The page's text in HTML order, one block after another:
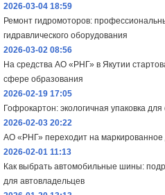
2026-03-04 18:59
Ремонт гидромоторов:
гидравлического оборудования
2026-03-02 08:56
На средства АО «РНГ» в Якутии
сфере образования
2026-02-19 17:05
Гофрокартон: экологичная упаковка
2026-02-03 20:22
АО «РНГ» переходит на маркированное
2026-02-01 11:13
Как выбрать автомобильные шины:
для автовладельцев